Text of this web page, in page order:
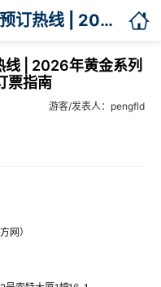
三峡长江黄金二号游轮预订热线 | 2026年黄金系列经典游轮官方订票指南 
线 | 2026年黄金系列
票指南
游客/发表人：pengfld
网）